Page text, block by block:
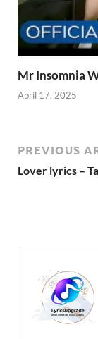
Mr Insomnia
April 17, 2025
PREVIOUS
Lover lyrics –